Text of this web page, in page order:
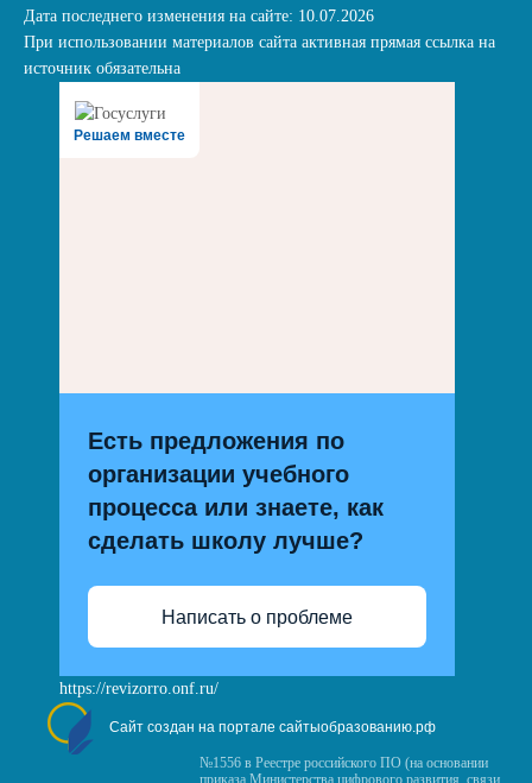
Дата последнего изменения на сайте: 10.07.2026
При использовании материалов сайта активная прямая ссылка на
источник обязательна
Решаем вместе
Есть предложения по
организации учебного
процесса или знаете, как
сделать школу лучше?
Написать о проблеме
https://revizorro.onf.ru/
Сайт создан на портале сайтыобразованию.рф
№1556 в Реестре российского ПО (на основании
приказа Министерства цифрового развития, связи